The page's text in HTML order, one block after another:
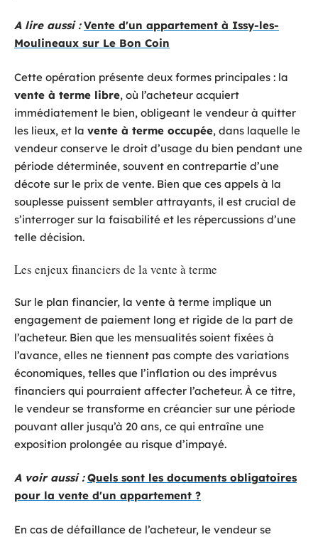
A lire aussi : Vente d'un appartement à Issy-les-
Moulineaux sur Le Bon Coin
Cette opération présente deux formes principales : la
vente à terme libre, où l’acheteur acquiert
immédiatement le bien, obligeant le vendeur à quitter
les lieux, et la vente à terme occupée, dans laquelle le
vendeur conserve le droit d’usage du bien pendant une
période déterminée, souvent en contrepartie d’une
décote sur le prix de vente. Bien que ces appels à la
souplesse puissent sembler attrayants, il est crucial de
s’interroger sur la faisabilité et les répercussions d’une
telle décision.
Les enjeux financiers de la vente à terme
Sur le plan financier, la vente à terme implique un
engagement de paiement long et rigide de la part de
l’acheteur. Bien que les mensualités soient fixées à
l’avance, elles ne tiennent pas compte des variations
économiques, telles que l’inflation ou des imprévus
financiers qui pourraient affecter l’acheteur. À ce titre,
le vendeur se transforme en créancier sur une période
pouvant aller jusqu’à 20 ans, ce qui entraîne une
exposition prolongée au risque d’impayé.
A voir aussi : Quels sont les documents obligatoires
pour la vente d'un appartement ?
En cas de défaillance de l’acheteur, le vendeur se